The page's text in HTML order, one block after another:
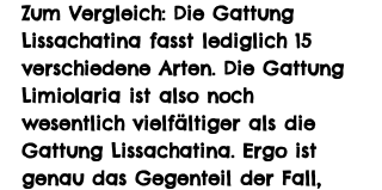
Zum Vergleich: Die Gattung
Lissachatina fasst lediglich 15
verschiedene Arten. Die Gattung
Limiolaria ist also noch
wesentlich vielfältiger als die
Gattung Lissachatina. Ergo ist
genau das Gegenteil der Fall,